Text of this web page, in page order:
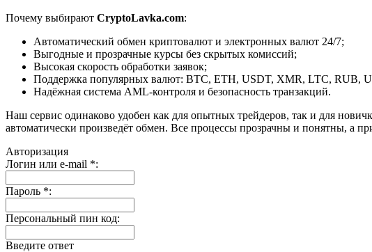
Почему выбирают CryptoLavka.com:
Автоматический обмен криптовалют и электронных валют 24/7;
Выгодные и прозрачные курсы без скрытых комиссий;
Высокая скорость обработки заявок;
Поддержка популярных валют: BTC, ETH, USDT, XMR, LTC, RUB,
Надёжная система AML-контроля и безопасность транзакций.
Наш сервис одинаково удобен как для опытных трейдеров, так и для
автоматически произведёт обмен. Все процессы прозрачны и понятны, а
Авторизация
Логин или e-mail *:
Пароль *:
Персональный пин код:
Введите ответ